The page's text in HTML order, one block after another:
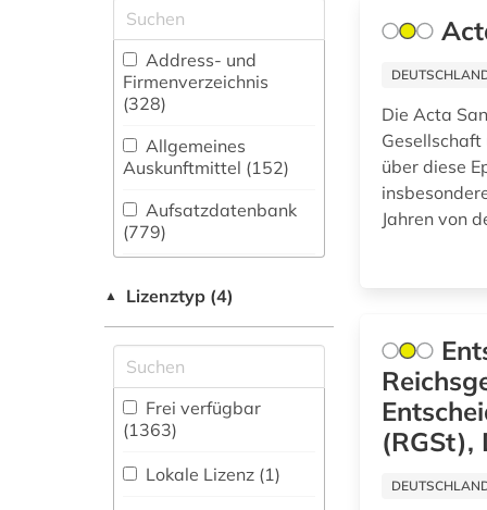
Bauingenieur- und
Vermessungswesen
(528)
Biologie,
Biotechnologie (938)
Buch- und
Bibliothekswesen,
Informationswissenschaft
(441)
Pharmazie (684)
Elektrotechnik,
Elektronik,
Nachrichtentechnik
(251)
Energietechnik (214)
Ethnologie (434)
1300 (1)
14. -17. jh (1)
1451-1452) (1)
1472-1553) (1)
1500-1930 (1)
1525&gt (1)
1535-1920 (1)
1600-1800 (1)
1654-1730) (1)
1680-1648 (1)
Address- und
Firmenverzeichnis
(328)
Allgemeines
Auskunftmittel (152)
Aufsatzdatenbank
(779)
(803)
Datenbank (594
Buchhandelsverzeichnis
(83
▲ Lizenztyp (4)
Frei verfügbar
(1363)
Lokale Lizenz (1)
Die Acta
über diese
Jahren von
(RGSt),